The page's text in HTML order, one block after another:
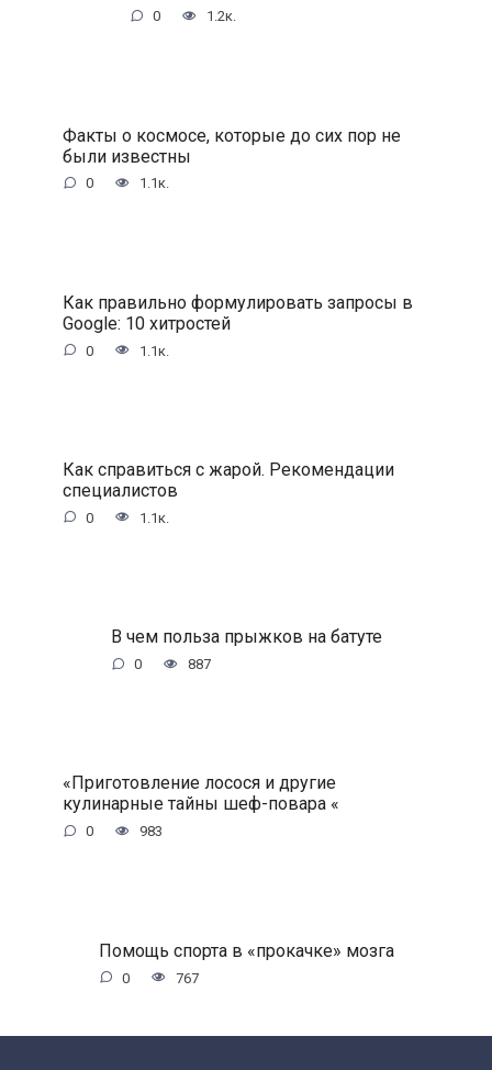
0 1.2к.
Факты о космосе, которые до сих пор не
были известны
0 1.1к.
Как правильно формулировать запросы в
Google: 10 хитростей
0 1.1к.
Как справиться с жарой. Рекомендации
специалистов
0 1.1к.
В чем польза прыжков на батуте
0 887
«Приготовление лосося и другие
кулинарные тайны шеф-повара «
0 983
Помощь спорта в «прокачке» мозга
0 767